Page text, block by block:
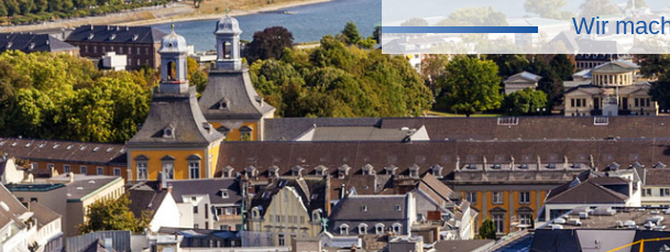
Wir